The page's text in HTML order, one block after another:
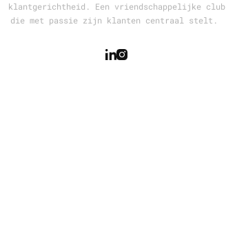
klantgerichtheid. Een vriendschappelijke club
die met passie zijn klanten centraal stelt.